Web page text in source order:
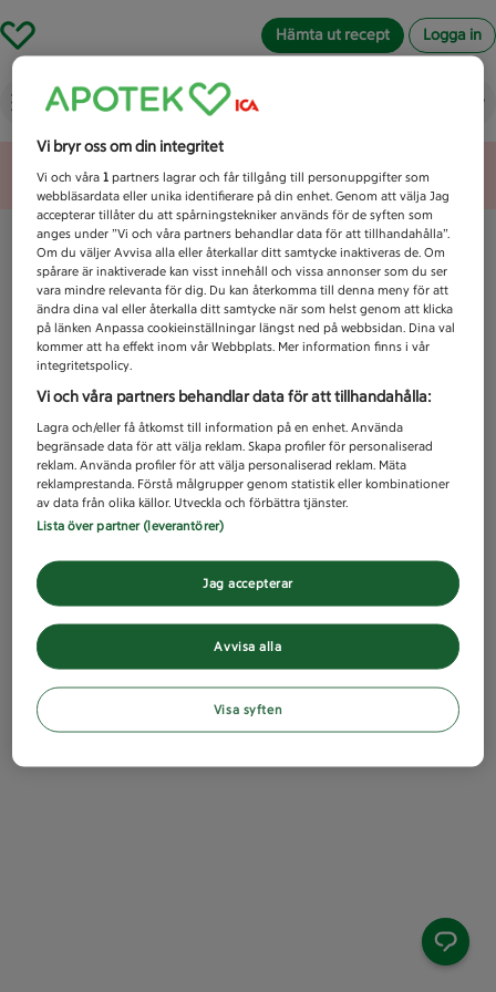
Hämta ut recept Logga in
Vad letar du efter idag?
Unknown error
Vi bryr oss om din integritet
Vi och våra1 partners lagrar och får tillgång till personuppgifter som
webbläsardata eller unika identifierare på din enhet. Genom att välja Jag
accepterar tillåter du att spårningstekniker används för de syften som
anges under ”Vi och våra partners behandlar data för att tillhandahålla”.
Om du väljer Avvisa alla eller återkallar ditt samtycke inaktiveras de. Om
spårare är inaktiverade kan visst innehåll och vissa annonser som du ser
vara mindre relevanta för dig. Du kan återkomma till denna meny för att
ändra dina val eller återkalla ditt samtycke när som helst genom att klicka
på länken Anpassa cookieinställningar längst ned på webbsidan. Dina val
kommer att ha effekt inom vår Webbplats. Mer information finns i vår
integritetspolicy.
Vi och våra partners behandlar data för att tillhandahålla:
Lagra och/eller få åtkomst till information på en enhet. Använda
begränsade data för att välja reklam. Skapa profiler för personaliserad
reklam. Använda profiler för att välja personaliserad reklam. Mäta
reklamprestanda. Förstå målgrupper genom statistik eller kombinationer
av data från olika källor. Utveckla och förbättra tjänster.
Lista över partner (leverantörer)
Avvisa alla
Jag accepterar
Visa syften